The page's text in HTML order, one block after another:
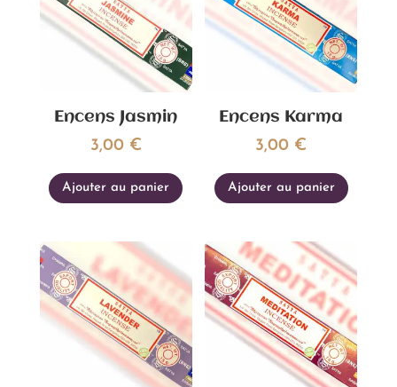
Encens Jasmin
3,00 €
Ajouter au panier
Encens Karma
3,00 €
Ajouter au panier